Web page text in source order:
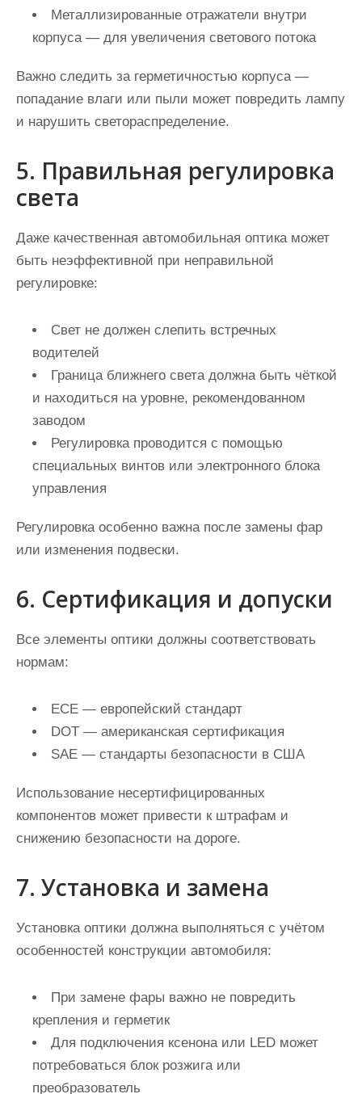
Металлизированные отражатели внутри
корпуса — для увеличения светового потока
Важно следить за герметичностью корпуса —
попадание влаги или пыли может повредить лампу
и нарушить светораспределение.
5. Правильная регулировка
света
Даже качественная автомобильная оптика может
быть неэффективной при неправильной
регулировке:
Свет не должен слепить встречных
водителей
Граница ближнего света должна быть чёткой
и находиться на уровне, рекомендованном
заводом
Регулировка проводится с помощью
специальных винтов или электронного блока
управления
Регулировка особенно важна после замены фар
или изменения подвески.
6. Сертификация и допуски
Все элементы оптики должны соответствовать
нормам:
ECE — европейский стандарт
DOT — американская сертификация
SAE — стандарты безопасности в США
Использование несертифицированных
компонентов может привести к штрафам и
снижению безопасности на дороге.
7. Установка и замена
Установка оптики должна выполняться с учётом
особенностей конструкции автомобиля:
При замене фары важно не повредить
крепления и герметик
Для подключения ксенона или LED может
потребоваться блок розжига или
преобразователь